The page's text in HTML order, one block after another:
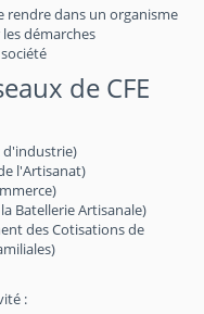
rendre dans un organisme
démarches
de CFE
d'industrie)
l'Artisanat)
Batellerie Artisanale)
des Cotisations de
: